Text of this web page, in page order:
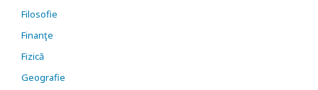
Filosofie
Finanţe
Fizică
Geografie